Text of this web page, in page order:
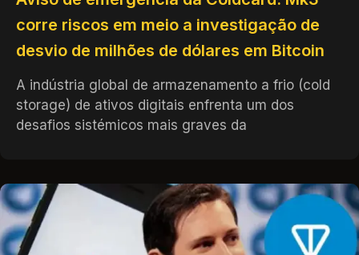
corre riscos em meio a investigação de
desvio de milhões de dólares em Bitcoin
A indústria global de armazenamento a frio (cold
storage) de ativos digitais enfrenta um dos
desafios sistémicos mais graves da